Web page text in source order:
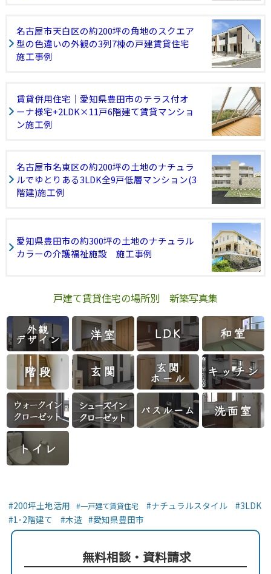
名古屋市天白区の約200坪の角地のスクエア
型の色違いの外観の3列7棟の戸建賃貸住宅
施工事例
賃貸併用住宅｜愛知県豊田市のテラス付オ
ーナ様宅+2LDK×11戸6階建て賃貸マンショ
ン施工例
名古屋市名東区の約200坪の土地のナチュラ
ルでゆとりある3LDK全9戸低層マンション(3
階建)施工例
愛知県豊田市の約300坪の土地のナチュラル
カラーの介護福祉施設 施工事例
戸建て賃貸住宅の場所別 新築写真集
200坪土地活用 一戸建て賃貸住宅 ナチュラルスタイル
3LDK
1･2階建て
木造 愛知県豊田市
無料相談・資料請求